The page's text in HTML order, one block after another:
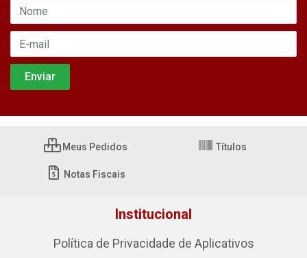
Meus Pedidos Títulos
Notas Fiscais
Institucional
Política de Privacidade de Aplicativos